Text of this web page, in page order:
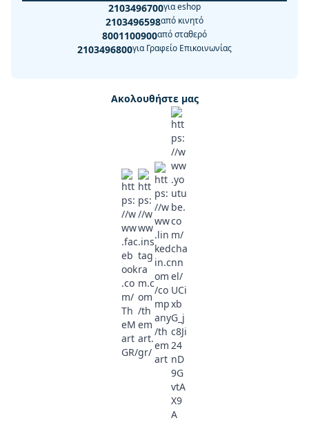
2103496700για eshop
2103496598από κινητό
8001100900από σταθερό
2103496800για Γραφείο Επικοινωνίας
Ακολουθήστε μας